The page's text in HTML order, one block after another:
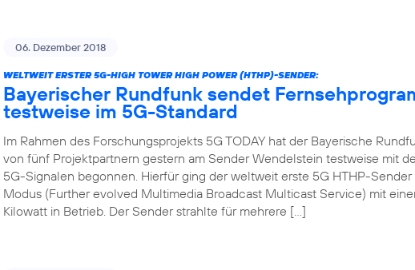
06. Dezember 2018
WELTWEIT ERSTER 5G-HIGH TOWER HIGH POWER (HTHP)-SENDER:
Bayerischer Rundfunk sendet
testweise im 5G-Standard
Im Rahmen des Forschungsprojekts 5G TODAY hat der Bayerische
von fünf Projektpartnern gestern am Sender Wendelstein testweise mit
5G-Signalen begonnen. Hierfür ging der weltweit erste 5G HTHP-
Modus (Further evolved Multimedia Broadcast Multicast Service) mit
Kilowatt in Betrieb. Der Sender strahlte für mehrere […]